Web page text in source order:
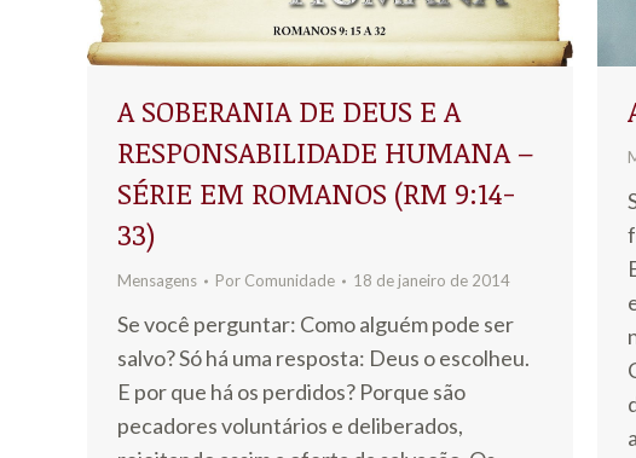
A SOBERANIA DE DEUS E A
RESPONSABILIDADE HUMANA –
SÉRIE EM ROMANOS (RM 9:14-
33)
Mensagens Por Comunidade 18 de janeiro de 2014
Se você perguntar: Como alguém pode ser
salvo? Só há uma resposta: Deus o escolheu.
E por que há os perdidos? Porque são
pecadores voluntários e deliberados,